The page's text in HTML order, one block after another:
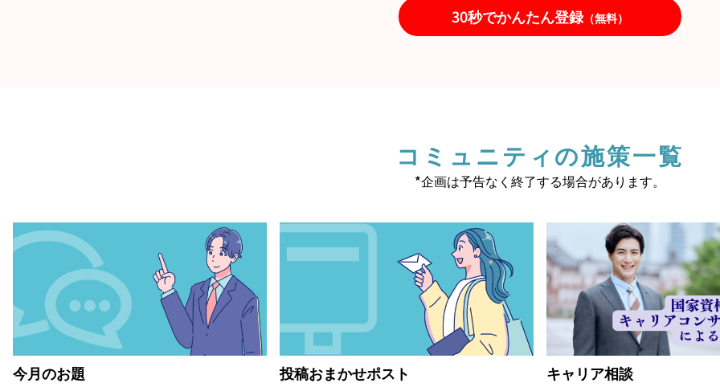
30秒でかんたん登録（無料）
コミュニティの施策一覧
*企画は予告なく終了する場合があります。
今月のお題 投稿おまかせポスト キャリア相談